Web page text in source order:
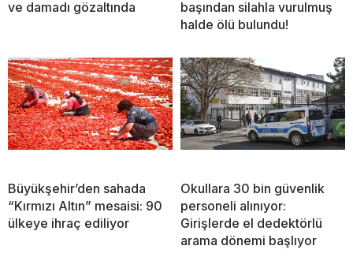
ve damadı gözaltında
başından silahla vurulmuş
halde ölü bulundu!
Büyükşehir’den sahada
“Kırmızı Altın” mesaisi: 90
ülkeye ihraç ediliyor
Okullara 30 bin güvenlik
personeli alınıyor:
Girişlerde el dedektörlü
arama dönemi başlıyor